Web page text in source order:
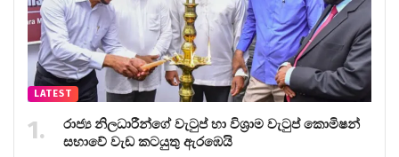
LATEST
රාජ්‍ය නිලධාරීන්ගේ වැටුප් හා විශ්‍රාම වැටුප් කොමිෂන්
සභාවේ වැඩ කටයුතු ඇරඹෙයි